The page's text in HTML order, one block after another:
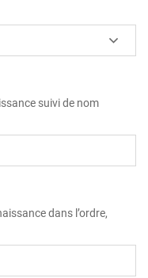
suivi de nom
dans l’ordre,